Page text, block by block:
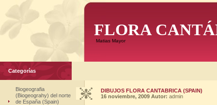
FLORA
Matias Mayor
Categorías
Biogeografia
(Biogeograhy) del norte
de España (Spain)
DIBUJOS FLORA CANTABRICA (SPAIN)
16 noviembre, 2009 Autor: admin